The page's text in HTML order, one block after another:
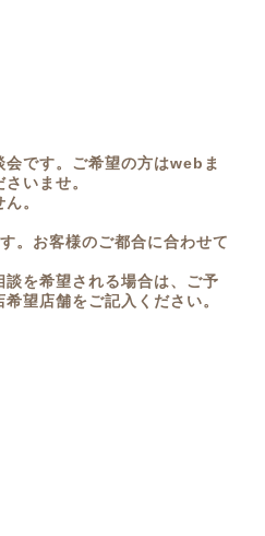
会です。ご希望の方はwebま
いませ。
。
。お客様のご都合に合わせて
談を希望される場合は、ご予
望店舗をご記入ください。